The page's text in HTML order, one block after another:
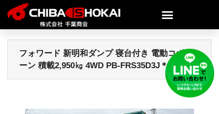
フォワード 新明和ダンプ 寝台付き 電動コボレ
ーン 積載2,950㎏ 4WD PB-FRS35D3J＊0075